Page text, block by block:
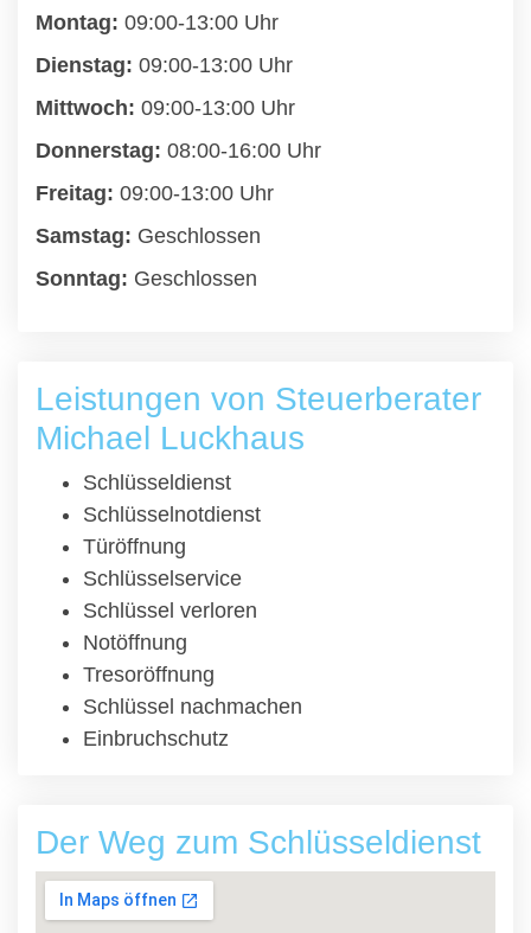
Montag: 09:00-13:00 Uhr
Dienstag: 09:00-13:00 Uhr
Mittwoch: 09:00-13:00 Uhr
Donnerstag: 08:00-16:00 Uhr
Freitag: 09:00-13:00 Uhr
Samstag: Geschlossen
Sonntag: Geschlossen
Leistungen von Steuerberater
Michael Luckhaus
Schlüsseldienst
Schlüsselnotdienst
Türöffnung
Schlüsselservice
Schlüssel verloren
Notöffnung
Tresoröffnung
Schlüssel nachmachen
Einbruchschutz
Der Weg zum Schlüsseldienst